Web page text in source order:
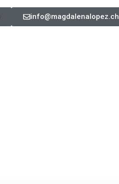
info@magdalenalopez.ch